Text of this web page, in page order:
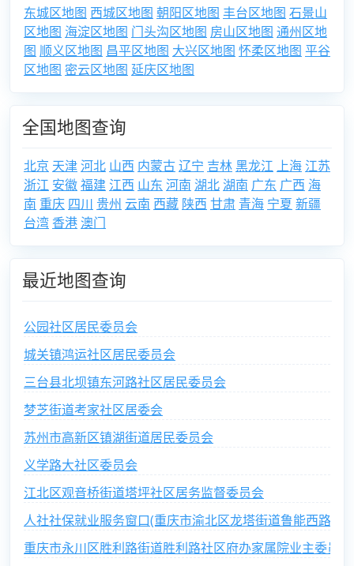
东城区地图 西城区地图 朝阳区地图 丰台区地图 石景山
区地图 海淀区地图 门头沟区地图 房山区地图 通州区地
图 顺义区地图 昌平区地图 大兴区地图 怀柔区地图 平谷
区地图 密云区地图 延庆区地图
全国地图查询
北京 天津河北 山西 内蒙古辽宁 吉林黑龙江 上海 江苏
浙江 安徽福建 江西 山东 河南 湖北湖南 广东 广西 海
南 重庆 四川 贵州 云南 西藏 陕西 甘肃 青海 宁夏 新疆
台湾 香港 澳门
最近地图查询
公园社区居民委员会
城关镇鸿运社区居民委员会
三台县北坝镇东河路社区居民委员会
梦芝街道考家社区居委会
苏州市高新区镇湖街道居民委员会
义学路大社区委员会
江北区观音桥街道塔坪社区居务监督委员会
人社社保就业服务窗口(重庆市渝北区龙塔街道鲁能西路社
重庆市永川区胜利路街道胜利路社区府办家属院业主委员会